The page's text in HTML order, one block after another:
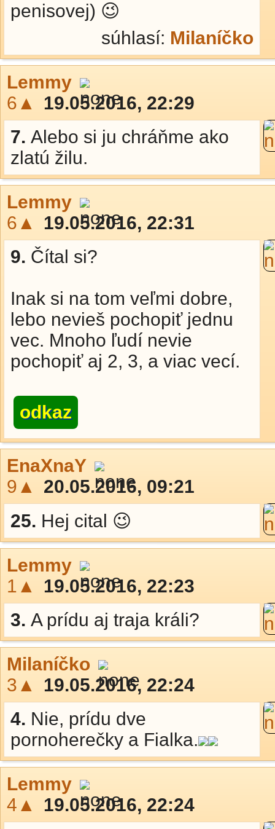
penisovej) 😉
súhlasí: Milaníčko
Lemmy
6▲
19.05.2016, 22:29
7. Alebo si ju chráňme ako
zlatú žilu.
Lemmy
6▲
19.05.2016, 22:31
9. Čítal si?
Inak si na tom veľmi dobre,
lebo nevieš pochopiť jednu
vec. Mnoho ľudí nevie
pochopiť aj 2, 3, a viac vecí.
odkaz
EnaXnaY
9▲
20.05.2016, 09:21
25. Hej cital 😉
Lemmy
1▲
19.05.2016, 22:23
3. A prídu aj traja králi?
Milaníčko
3▲
19.05.2016, 22:24
4. Nie, prídu dve
pornoherečky a Fialka.
Lemmy
4▲
19.05.2016, 22:24